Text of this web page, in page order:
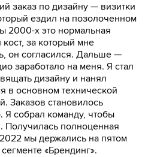
заказ по дизайну — визитки
ездил на позолоченном
2000-х это нормальная
за который мне
он согласился. Дальше —
заработало на меня. Я стал
дизайну и нанял
в основном технической
Заказов становилось
Я собрал команду, чтобы
Получилась полноценная
мы держались на пятом
«Брендинг».